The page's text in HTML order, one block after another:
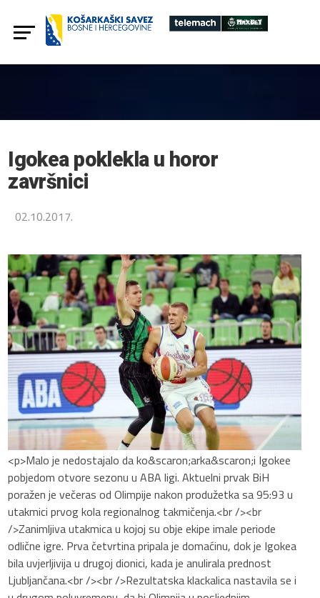
Igokea poklekla u horor
završnici
02.10.2017.
<p>Malo je nedostajalo da ko&scaron;arka&scaron;i Igokee
pobjedom otvore sezonu u ABA ligi. Aktuelni prvak BiH
poražen je večeras od Olimpije nakon produžetka sa 95:93 u
utakmici prvog kola regionalnog takmičenja.<br /><br
/>Zanimljiva utakmica u kojoj su obje ekipe imale periode
odlične igre. Prva četvrtina pripala je domaćinu, dok je Igokea
bila uvjerljivija u drugoj dionici, kada je anulirala prednost
Ljubljančana.<br /><br />Rezultatska klackalica nastavila se i